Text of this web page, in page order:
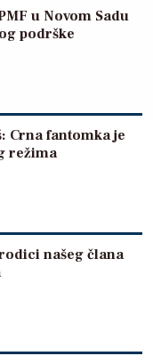
u Novom Sadu
podrške
Crna fantomka je
režima
našeg člana